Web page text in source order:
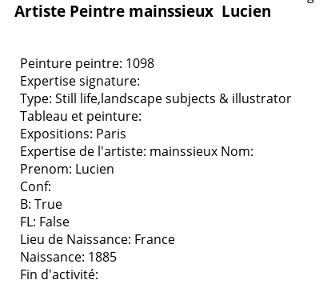
Artiste Peintre mainssieux Lucien
Peinture peintre: 1098
Expertise signature:
Type: Still life,landscape subjects & illustrator
Tableau et peinture:
Expositions: Paris
Expertise de l'artiste: mainssieux Nom:
Prenom: Lucien
Conf:
B: True
FL: False
Lieu de Naissance: France
Naissance: 1885
Fin d'activité: